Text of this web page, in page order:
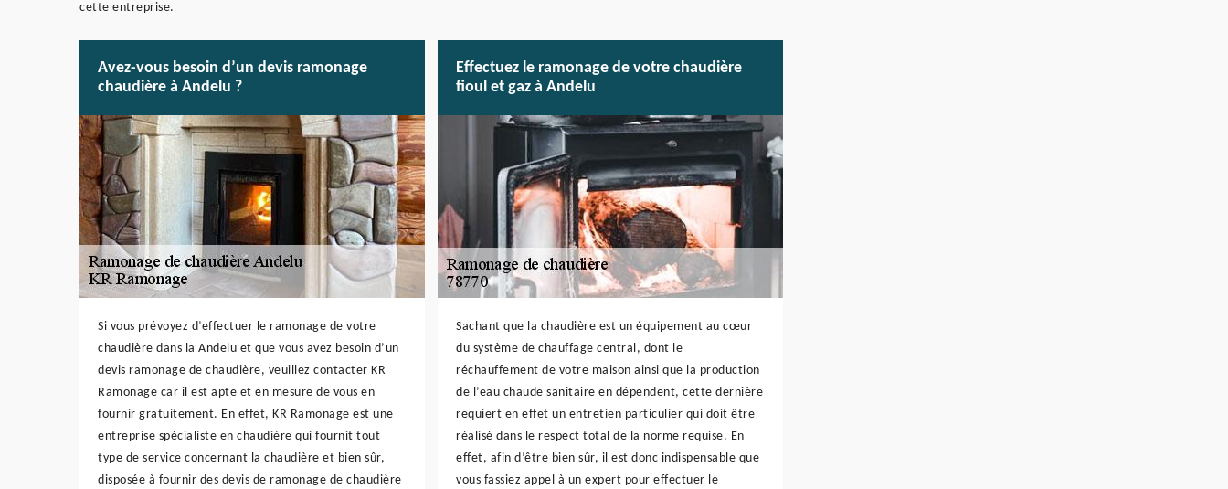
cette entreprise.
Avez-vous besoin d’un devis ramonage
chaudière à Andelu ?
Si vous prévoyez d’effectuer le ramonage de votre
chaudière dans la Andelu et que vous avez besoin d’un
devis ramonage de chaudière, veuillez contacter KR
Ramonage car il est apte et en mesure de vous en
fournir gratuitement. En effet, KR Ramonage est une
entreprise spécialiste en chaudière qui fournit tout
type de service concernant la chaudière et bien sûr,
disposée à fournir des devis de ramonage de chaudière
Effectuez le ramonage de votre chaudière
fioul et gaz à Andelu
Sachant que la chaudière est un équipement au cœur
du système de chauffage central, dont le
réchauffement de votre maison ainsi que la production
de l’eau chaude sanitaire en dépendent, cette dernière
requiert en effet un entretien particulier qui doit être
réalisé dans le respect total de la norme requise. En
effet, afin d’être bien sûr, il est donc indispensable que
vous fassiez appel à un expert pour effectuer le